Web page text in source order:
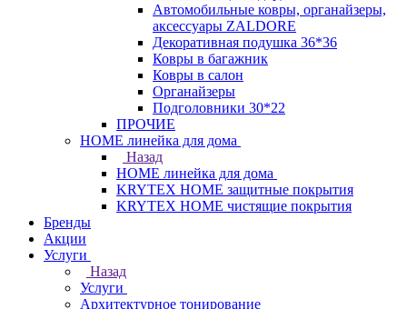
Автомобильные ковры, органайзеры,
аксессуары ZALDORE
Декоративная подушка 36*36
Ковры в багажник
Ковры в салон
Органайзеры
Подголовники 30*22
ПРОЧИЕ
HOME линейка для дома
Назад
HOME линейка для дома
KRYTEX HOME защитные покрытия
KRYTEX HOME чистящие покрытия
Бренды
Акции
Услуги
Назад
Услуги
Архитектурное тонирование